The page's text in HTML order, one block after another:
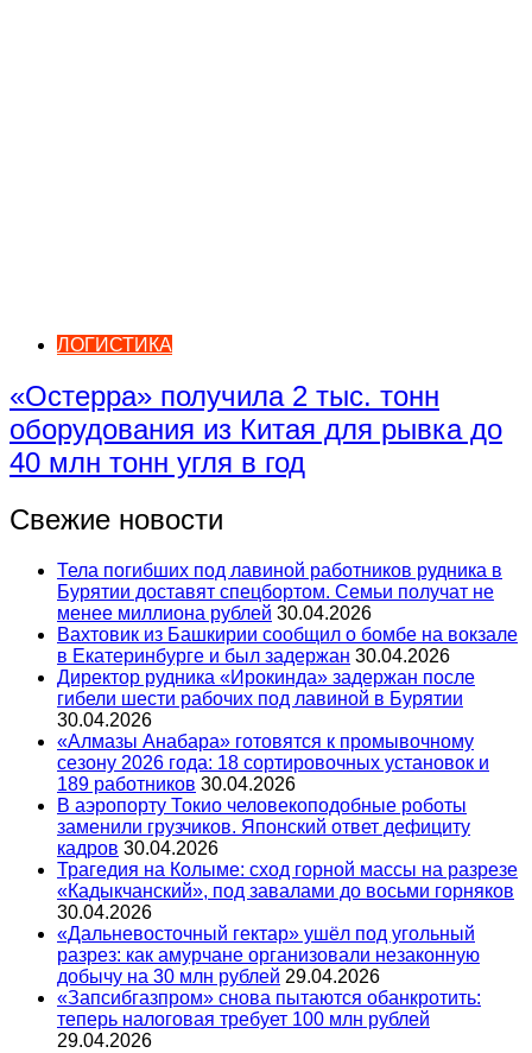
ЛОГИСТИКА
«Остерра» получила 2 тыс. тонн
оборудования из Китая для рывка до
40 млн тонн угля в год
Свежие новости
Тела погибших под лавиной работников рудника в
Бурятии доставят спецбортом. Семьи получат не
менее миллиона рублей 30.04.2026
Вахтовик из Башкирии сообщил о бомбе на вокзале
в Екатеринбурге и был задержан 30.04.2026
Директор рудника «Ирокинда» задержан после
гибели шести рабочих под лавиной в Бурятии
30.04.2026
«Алмазы Анабара» готовятся к промывочному
сезону 2026 года: 18 сортировочных установок и
189 работников 30.04.2026
В аэропорту Токио человекоподобные роботы
заменили грузчиков. Японский ответ дефициту
кадров 30.04.2026
Трагедия на Колыме: сход горной массы на разрезе
«Кадыкчанский», под завалами до восьми горняков
30.04.2026
«Дальневосточный гектар» ушёл под угольный
разрез: как амурчане организовали незаконную
добычу на 30 млн рублей 29.04.2026
«Запсибгазпром» снова пытаются обанкротить:
теперь налоговая требует 100 млн рублей
29.04.2026